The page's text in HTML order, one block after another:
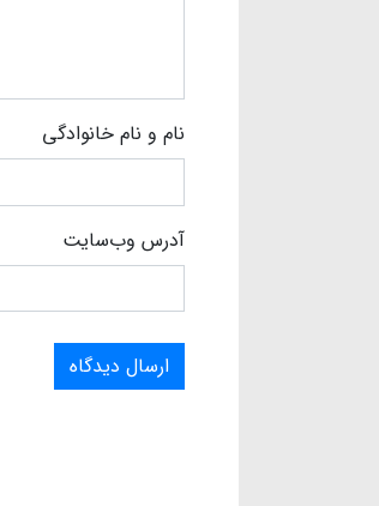
نام و نام خانوادگی
آدرس وب‌سایت
ارسال دیدگاه